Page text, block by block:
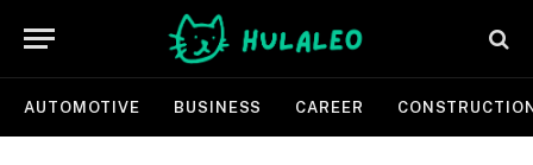
AUTOMOTIVE BUSINESS CAREER